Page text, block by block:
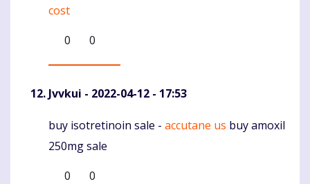
cost
0
0
Jvvkui - 2022-04-12 - 17:53
Komentaras
buy isotretinoin sale - accutane us buy amoxil
250mg sale
0
0